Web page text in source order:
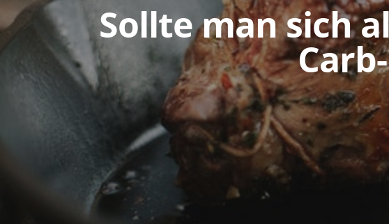
Sollte man sich